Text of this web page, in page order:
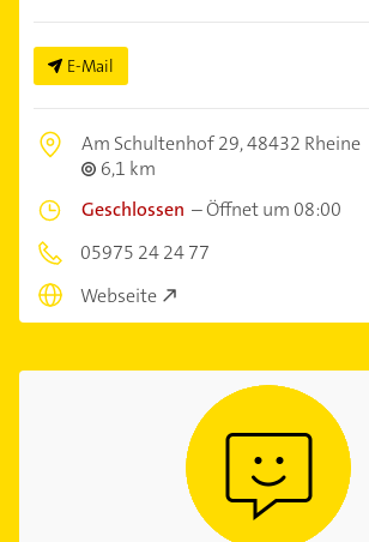
E-Mail
Am Schultenhof 29,48432 Rheine
6,1 km
Geschlossen –Öffnet um 08:00
05975 24 24 77
Webseite